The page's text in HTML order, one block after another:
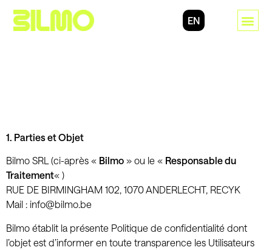
EN
1. Parties et Objet
Bilmo SRL (ci-après « Bilmo » ou le « Responsable du
Traitement« )
RUE DE BIRMINGHAM 102, 1070 ANDERLECHT, RECYK
Mail : info@bilmo.be
Bilmo établit la présente Politique de confidentialité dont
l’objet est d’informer en toute transparence les Utilisateurs